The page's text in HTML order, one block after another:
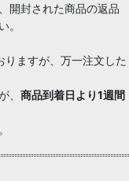
開封された商品の返品
。
ますが、万一注文した
、 商品到着日より1週間